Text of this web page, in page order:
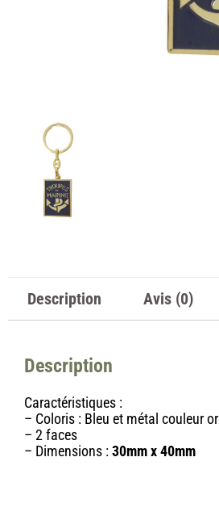
Description Avis (0)
Description
Caractéristiques :
– Coloris : Bleu et métal couleur or
– 2 faces
– Dimensions :30mm x 40mm